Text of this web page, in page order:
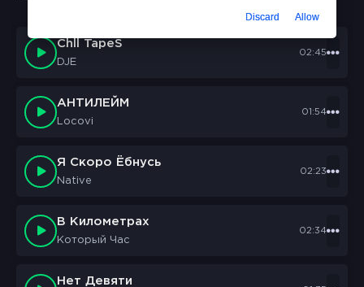
Chll TapeS
DJE
02:45
АНТИЛЕЙМ
Locovi
01:54
Я Скоро Ёбнусь
Native
02:23
В Километрах
Который Час
02:34
Нет Девяти
Discard Allow